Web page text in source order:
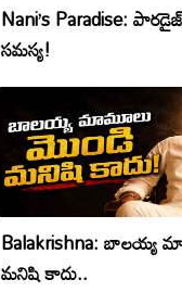
Nani’s Paradise:
సమస్య!
Balakrishna: బాలయ్య
మనిషి కాదు..